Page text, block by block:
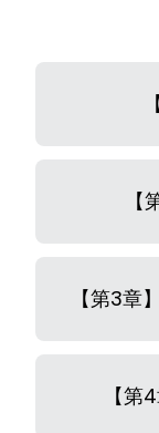
【第3章
【